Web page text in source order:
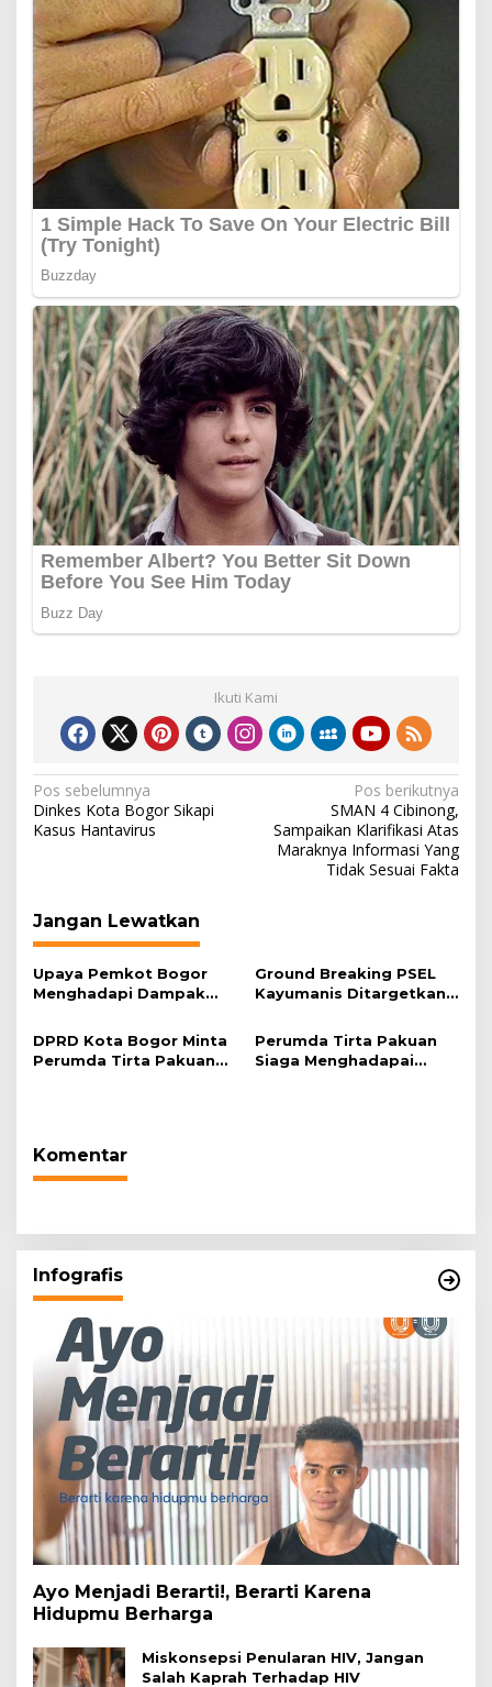
Ikuti Kami
Navigasi
pos
Pos sebelumnya
Dinkes Kota Bogor Sikapi
Kasus Hantavirus
Pos berikutnya
SMAN 4 Cibinong,
Sampaikan Klarifikasi Atas
Maraknya Informasi Yang
Tidak Sesuai Fakta
Jangan Lewatkan
Upaya Pemkot Bogor
Menghadapi Dampak
Ground Breaking PSEL
Kayumanis Ditargetkan
Pembangunan Akses
Jalan Dikebut
DPRD Kota Bogor Minta
Perumda Tirta Pakuan
Perumda Tirta Pakuan
Siaga Menghadapai
Komentar
Infografis
Ayo Menjadi Berarti!, Berarti Karena
Hidupmu Berharga
Miskonsepsi Penularan HIV, Jangan
Salah Kaprah Terhadap HIV